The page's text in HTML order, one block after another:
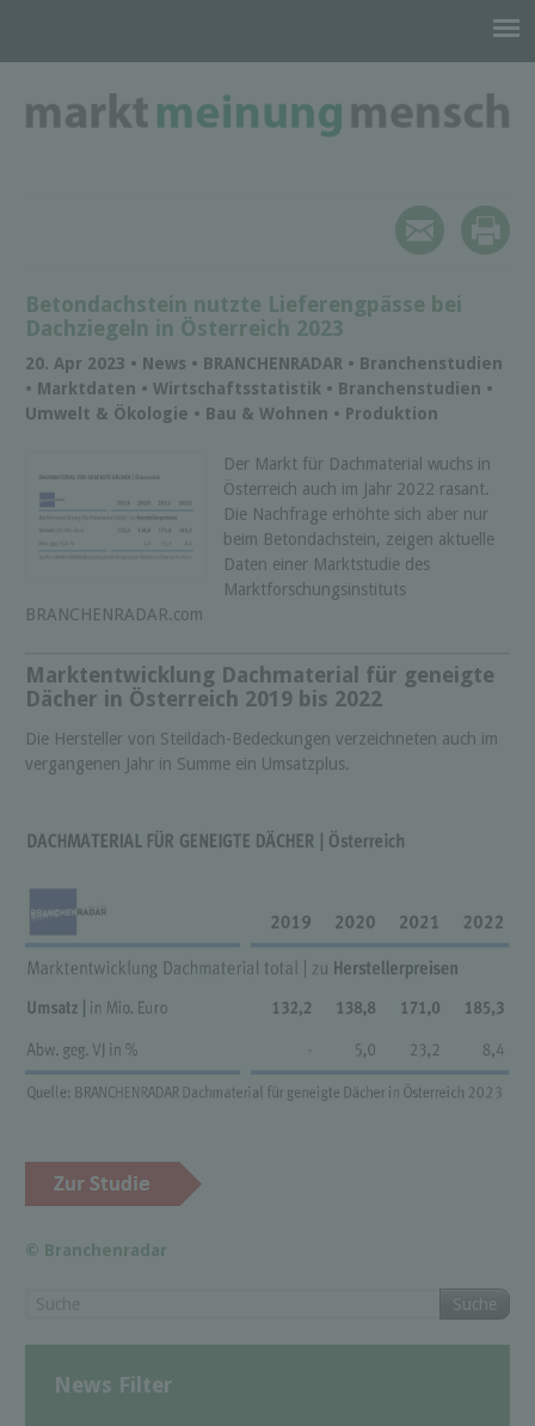
Betondachstein nutzte Lieferengpässe bei
Dachziegeln in Österreich 2023
20. Apr 2023 • News • BRANCHENRADAR • Branchenstudien
• Marktdaten • Wirtschaftsstatistik • Branchenstudien •
Umwelt & Ökologie • Bau & Wohnen • Produktion
Der Markt für Dachmaterial wuchs in
Österreich auch im Jahr 2022 rasant.
Die Nachfrage erhöhte sich aber nur
beim Betondachstein, zeigen aktuelle
Daten einer Marktstudie des
Marktforschungsinstituts
BRANCHENRADAR.com
Marktentwicklung Dachmaterial für geneigte
Dächer in Österreich 2019 bis 2022
Die Hersteller von Steildach-Bedeckungen verzeichneten auch im
vergangenen Jahr in Summe ein Umsatzplus.
© Branchenradar
Suche
News Filter